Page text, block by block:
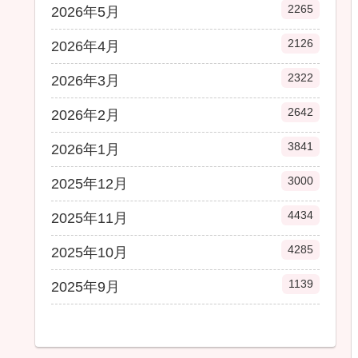
2026年5月 2265
2026年4月 2126
2026年3月 2322
2026年2月 2642
2026年1月 3841
2025年12月 3000
2025年11月 4434
2025年10月 4285
2025年9月 1139